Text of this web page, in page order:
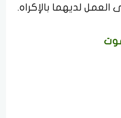
العمل لديهما بالإكراه.